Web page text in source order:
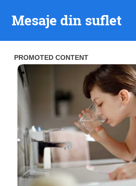
Mesaje din suflet